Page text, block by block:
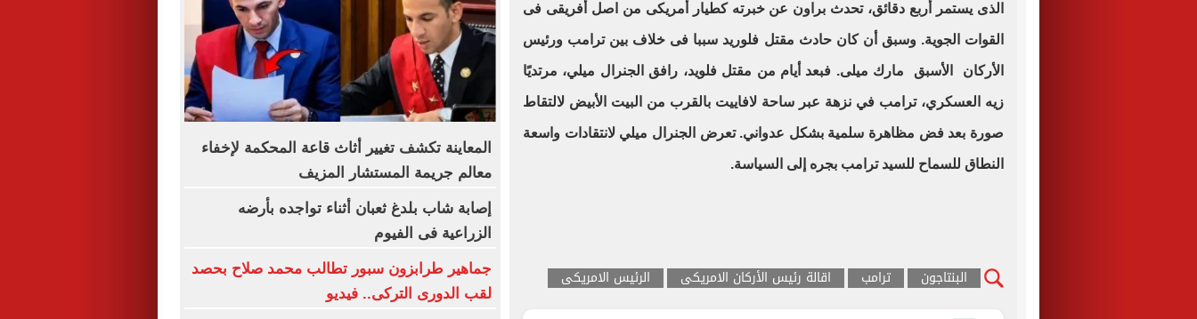
الذى يستمر أربع دقائق، تحدث براون عن خبرته كطيار أمريكى من اصل أفريقى فى
القوات الجوية. وسبق أن كان حادث مقتل فلوريد سببا فى خلاف بين ترامب ورئيس
الأركان الأسبق مارك ميلى. فبعد أيام من مقتل فلويد، رافق الجنرال ميلي، مرتديًا
زيه العسكري، ترامب في نزهة عبر ساحة لافاييت بالقرب من البيت الأبيض لالتقاط
صورة بعد فض مظاهرة سلمية بشكل عدواني. تعرض الجنرال ميلي لانتقادات واسعة
النطاق للسماح للسيد ترامب بجره إلى السياسة.
البنتاجون ترامب اقالة رئيس الأركان الامريكى الرئيس الامريكى
المعاينة تكشف تغيير أثاث قاعة المحكمة لإخفاء
معالم جريمة المستشار المزيف
إصابة شاب بلدغ ثعبان أثناء تواجده بأرضه
الزراعية فى الفيوم
جماهير طرابزون سبور تطالب محمد صلاح بحصد
لقب الدورى التركى.. فيديو